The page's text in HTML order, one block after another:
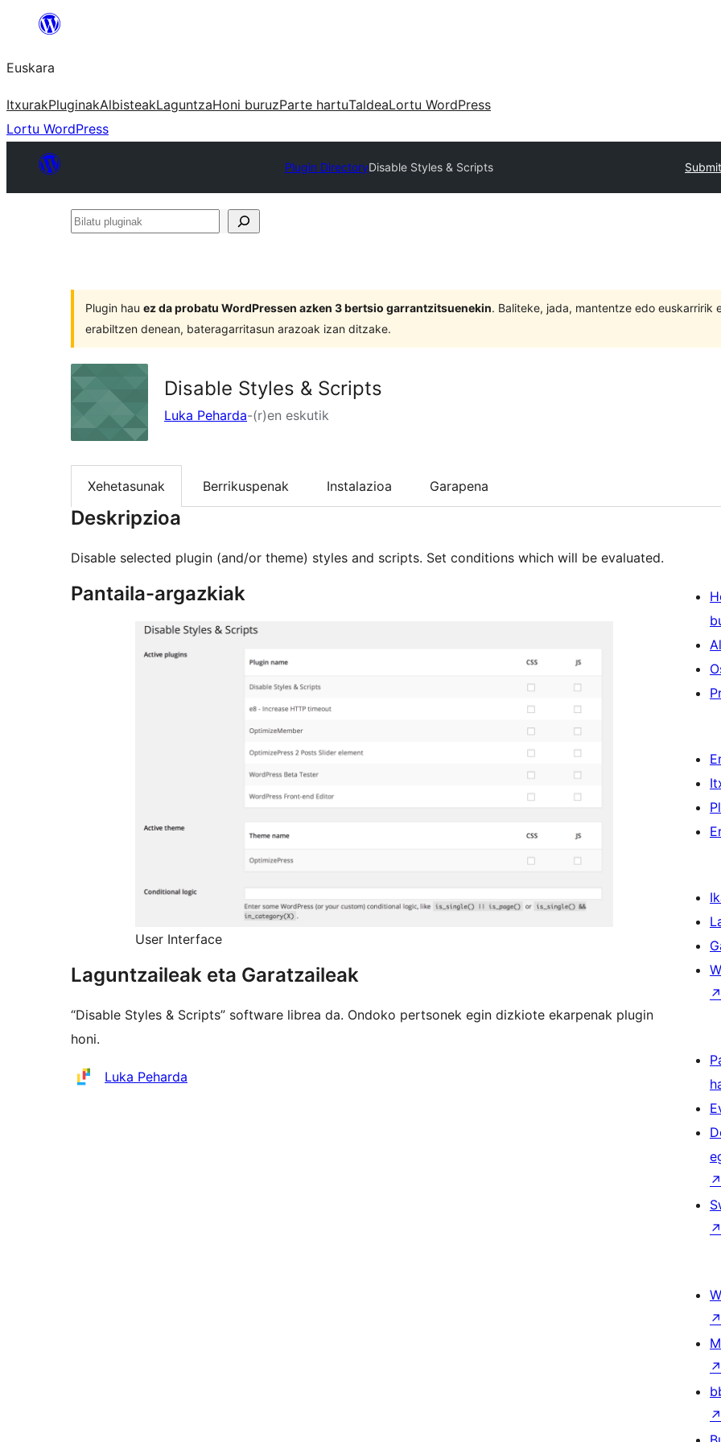
Euskara
ItxurakPluginakAlbisteakLaguntzaHoni buruzParte hartuTaldeaLortu WordPress
Lortu WordPress
Plugin DirectoryDisable Styles & Scripts
Bilatu
Plugin hau ez da probatu WordPressen azken 3 bertsio garrantzitsuenekin. Baliteke, jada, mantentze edo euskarririk
erabiltzen denean, bateragarritasun arazoak izan ditzake.
Disable Styles & Scripts
Luka Peharda-(r)en eskutik
Xehetasunak Berrikuspenak Instalazioa Garapena
Deskripzioa
Disable selected plugin (and/or theme) styles and scripts. Set conditions which will be evaluated.
Pantaila-argazkiak
User Interface
Laguntzaileak eta Garatzaileak
“Disable Styles & Scripts” software librea da. Ondoko pertsonek egin dizkiote ekarpenak plugin
honi.
Laguntzaileak
Luka Peharda
↗
↗
↗
↗
↗
↗